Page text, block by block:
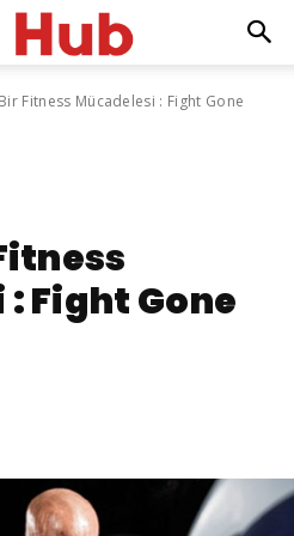
Fitness Mücadelesi : Fight Gone
Fight Gone